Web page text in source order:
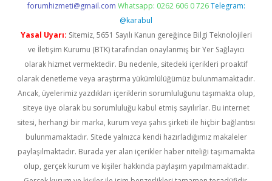
forumhizmeti@gmail.com Whatsapp: 0262 606 0 726 Telegram:
@karabul
Yasal Uyarı: Sitemiz, 5651 Sayılı Kanun gereğince Bilgi Teknolojileri
ve İletişim Kurumu (BTK) tarafından onaylanmış bir Yer Sağlayıcı
olarak hizmet vermektedir. Bu nedenle, sitedeki içerikleri proaktif
olarak denetleme veya araştırma yükümlülüğümüz bulunmamaktadır.
Ancak, üyelerimiz yazdıkları içeriklerin sorumluluğunu taşımakta olup,
siteye üye olarak bu sorumluluğu kabul etmiş sayılırlar. Bu internet
sitesi, herhangi bir marka, kurum veya şahıs şirketi ile hiçbir bağlantısı
bulunmamaktadır. Sitede yalnızca kendi hazırladığımız makaleler
paylaşılmaktadır. Burada yer alan içerikler haber niteliği taşımamakta
olup, gerçek kurum ve kişiler hakkında paylaşım yapılmamaktadır.